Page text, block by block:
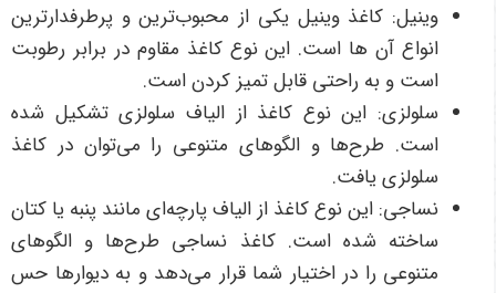
وینیل: کاغذ وینیل یکی از محبوب‌ترین و پرطرفدارترین
انواع آن ها است. این نوع کاغذ مقاوم در برابر رطوبت
است و به راحتی قابل تمیز کردن است.
سلولزی: این نوع کاغذ از الیاف سلولزی تشکیل شده
است. طرح‌ها و الگوهای متنوعی را می‌توان در کاغذ
سلولزی یافت.
نساجی: این نوع کاغذ از الیاف پارچه‌ای مانند پنبه یا کتان
ساخته شده است. کاغذ نساجی طرح‌ها و الگوهای
متنوعی را در اختیار شما قرار می‌دهد و به دیوارها حس